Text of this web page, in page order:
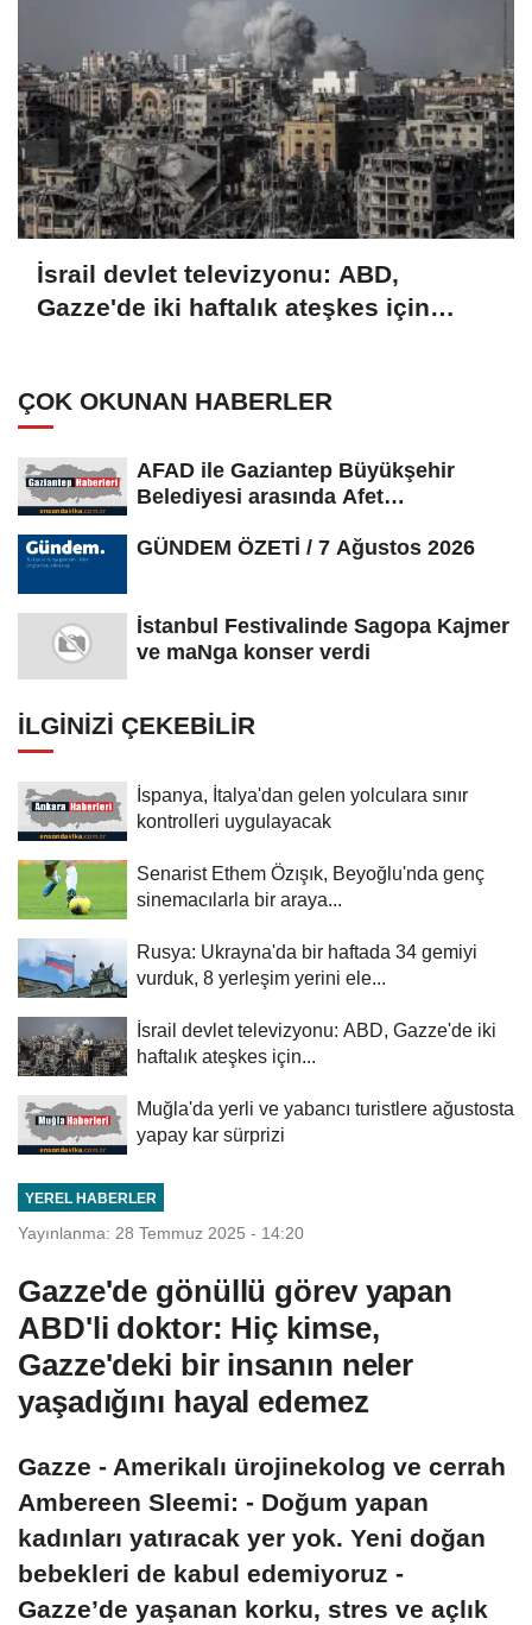
İsrail devlet televizyonu: ABD,
Gazze'de iki haftalık ateşkes için
ÇOK OKUNAN HABERLER
AFAD ile Gaziantep Büyükşehir
Belediyesi arasında Afet
GÜNDEM ÖZETİ / 7 Ağustos 2026
İstanbul Festivalinde Sagopa Kajmer
ve maNga konser verdi
İLGINIZI ÇEKEBILIR
İspanya, İtalya'dan gelen yolculara sınır
kontrolleri uygulayacak
Senarist Ethem Özışık, Beyoğlu'nda genç
sinemacılarla bir araya...
Rusya: Ukrayna'da bir haftada 34 gemiyi
vurduk, 8 yerleşim yerini ele...
İsrail devlet televizyonu: ABD, Gazze'de iki
haftalık ateşkes için...
Muğla'da yerli ve yabancı turistlere ağustosta
yapay kar sürprizi
YEREL HABERLER
Yayınlanma: 28 Temmuz 2025 - 14:20
Gazze'de gönüllü görev yapan
ABD'li doktor: Hiç kimse,
Gazze'deki bir insanın neler
yaşadığını hayal edemez
Gazze - Amerikalı ürojinekolog ve cerrah
Ambereen Sleemi: - Doğum yapan
kadınları yatıracak yer yok. Yeni doğan
bebekleri de kabul edemiyoruz -
Gazze’de yaşanan korku, stres ve açlık